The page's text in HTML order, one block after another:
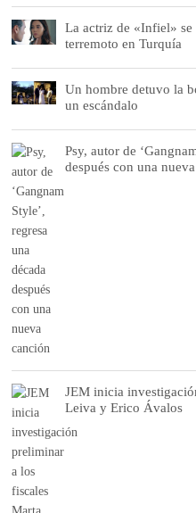
La actriz de «Infiel» se
terremoto en Turquía
Un hombre detuvo la
un escándalo
Psy, autor de
después con una
JEM inicia
Leiva y Erico Ávalos